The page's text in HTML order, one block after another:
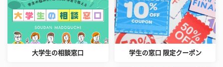
大学生の相談窓口 学生の窓口 限定クーポン